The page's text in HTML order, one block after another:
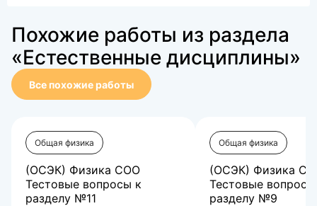
Похожие работы из раздела
«Естественные дисциплины»
Все похожие работы
Общая физика
(ОСЭК) Физика СОО
Тестовые вопросы к
разделу №11
Общая физика
(ОСЭК) Физика
Тестовые
разделу №9